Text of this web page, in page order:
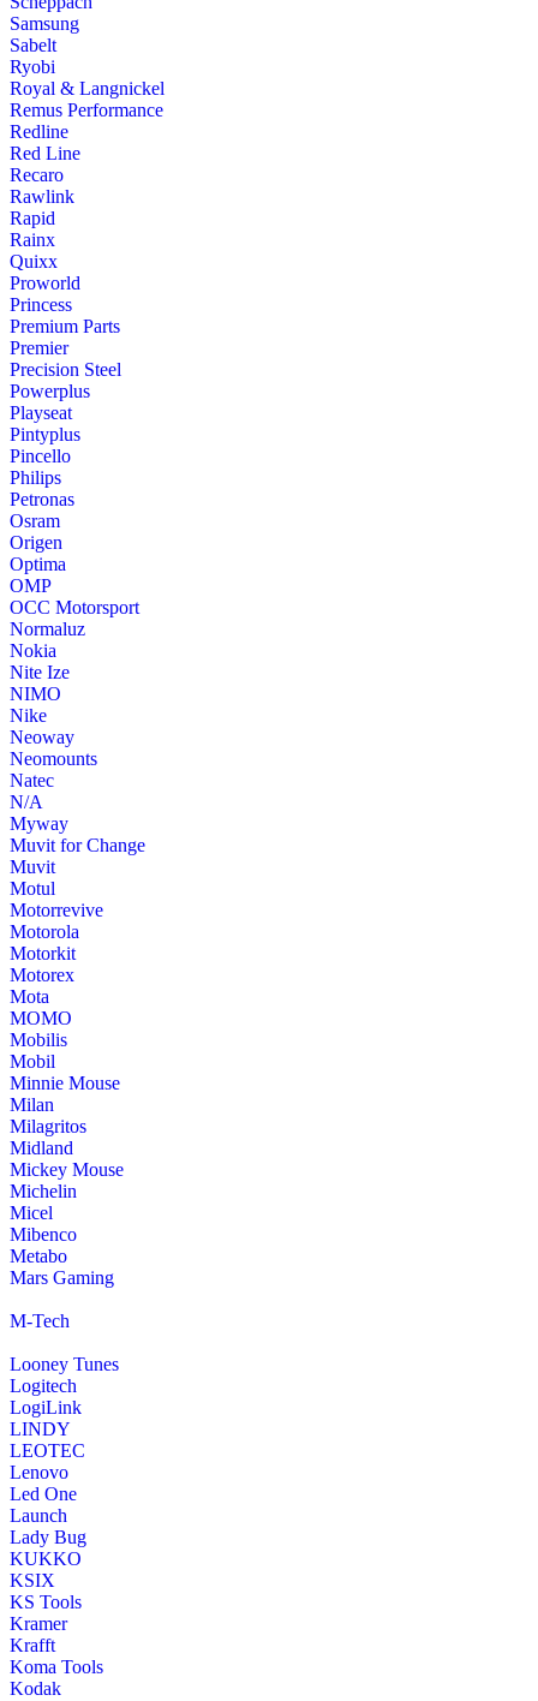
Samsung
Sabelt
Ryobi
Royal & Langnickel
Remus Performance
Redline
Red Line
Recaro
Rawlink
Rapid
Rainx
Quixx
Proworld
Princess
Premium Parts
Premier
Precision Steel
Powerplus
Playseat
Pintyplus
Pincello
Philips
Petronas
Osram
Origen
Optima
OMP
OCC Motorsport
Normaluz
Nokia
Nite Ize
NIMO
Nike
Neoway
Neomounts
Natec
N/A
Myway
Muvit for Change
Muvit
Motul
Motorrevive
Motorola
Motorkit
Motorex
Mota
MOMO
Mobilis
Mobil
Minnie Mouse
Milan
Milagritos
Midland
Mickey Mouse
Michelin
Micel
Mibenco
Metabo
Mars Gaming
M-Tech
Looney Tunes
Logitech
LogiLink
LINDY
LEOTEC
Lenovo
Led One
Launch
Lady Bug
KUKKO
KSIX
KS Tools
Kramer
Krafft
Koma Tools
Kodak